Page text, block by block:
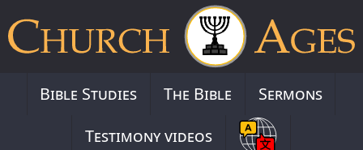
Bible Studies The Bible
Sermons
Testimony videos